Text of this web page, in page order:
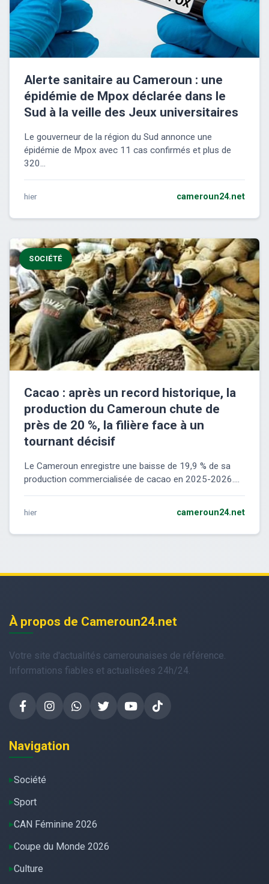
Alerte sanitaire au Cameroun : une
épidémie de Mpox déclarée dans le
Sud à la veille des Jeux universitaires
Le gouverneur de la région du Sud annonce une
épidémie de Mpox avec 11 cas confirmés et plus de
320...
hier cameroun24.net
SOCIÉTÉ
Cacao : après un record historique, la
production du Cameroun chute de
près de 20 %, la filière face à un
tournant décisif
Le Cameroun enregistre une baisse de 19,9 % de sa
production commercialisée de cacao en 2025-2026....
hier cameroun24.net
À propos de Cameroun24.net
Votre site d'actualités camerounaises de référence.
Informations fiables et actualisées 24h/24.
Navigation
Société
Sport
CAN Féminine 2026
Coupe du Monde 2026
Culture